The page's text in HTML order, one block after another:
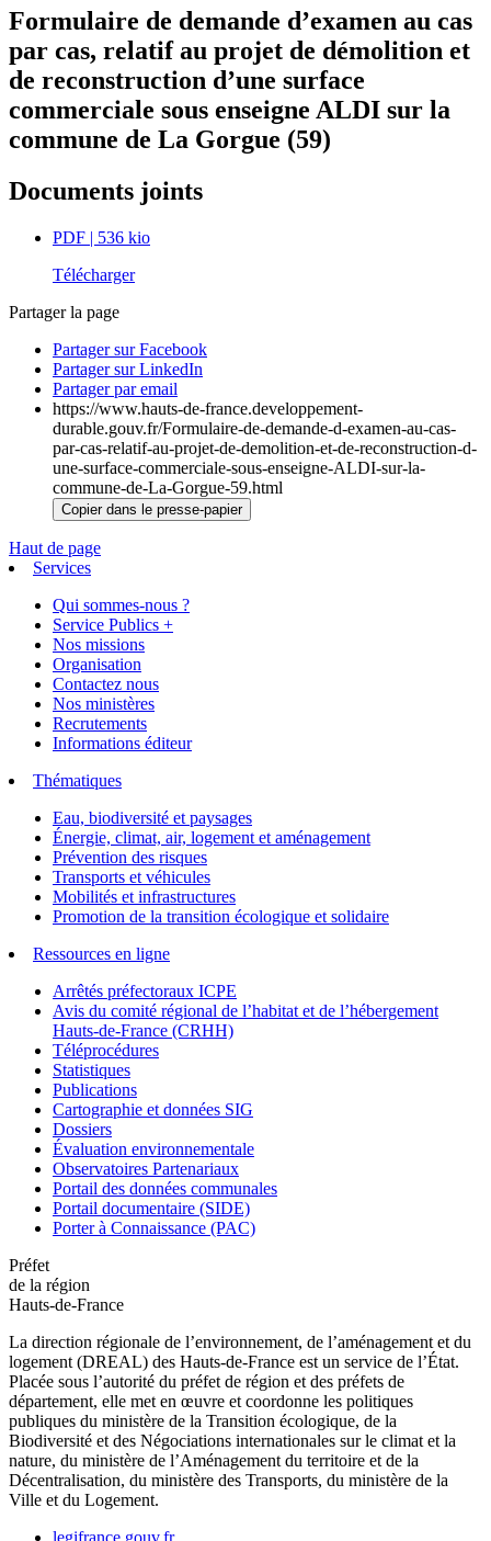
Formulaire de demande d’examen au cas
par cas, relatif au projet de démolition et
de reconstruction d’une surface
commerciale sous enseigne ALDI sur la
commune de La Gorgue (59)
Documents joints
PDF | 536 kio
Télécharger
Partager la page
Partager sur Facebook
Partager sur LinkedIn
Partager par email
https://www.hauts-de-france.developpement-
durable.gouv.fr/Formulaire-de-demande-d-examen-au-cas-
par-cas-relatif-au-projet-de-demolition-et-de-reconstruction-d-
une-surface-commerciale-sous-enseigne-ALDI-sur-la-
commune-de-La-Gorgue-59.html
Copier dans le presse-papier
Haut de page
Services
Qui sommes-nous ?
Service Publics +
Nos missions
Organisation
Contactez nous
Nos ministères
Recrutements
Informations éditeur
Thématiques
Eau, biodiversité et paysages
Énergie, climat, air, logement et aménagement
Prévention des risques
Transports et véhicules
Mobilités et infrastructures
Promotion de la transition écologique et solidaire
Ressources en ligne
Arrêtés préfectoraux ICPE
Avis du comité régional de l’habitat et de l’hébergement
Hauts-de-France (CRHH)
Téléprocédures
Statistiques
Publications
Cartographie et données SIG
Dossiers
Évaluation environnementale
Observatoires Partenariaux
Portail des données communales
Portail documentaire (SIDE)
Porter à Connaissance (PAC)
Préfet
de la région
Hauts-de-France
La direction régionale de l’environnement, de l’aménagement et du
logement (DREAL) des Hauts-de-France est un service de l’État.
Placée sous l’autorité du préfet de région et des préfets de
département, elle met en œuvre et coordonne les politiques
publiques du ministère de la Transition écologique, de la
Biodiversité et des Négociations internationales sur le climat et la
nature, du ministère de l’Aménagement du territoire et de la
Décentralisation, du ministère des Transports, du ministère de la
Ville et du Logement.
legifrance.gouv.fr